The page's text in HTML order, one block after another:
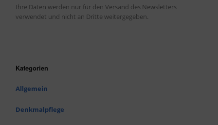
Ihre Daten werden nur für den Versand des Newsletters
verwendet und nicht an Dritte weitergegeben.
Kategorien
Allgemein
Denkmalpflege